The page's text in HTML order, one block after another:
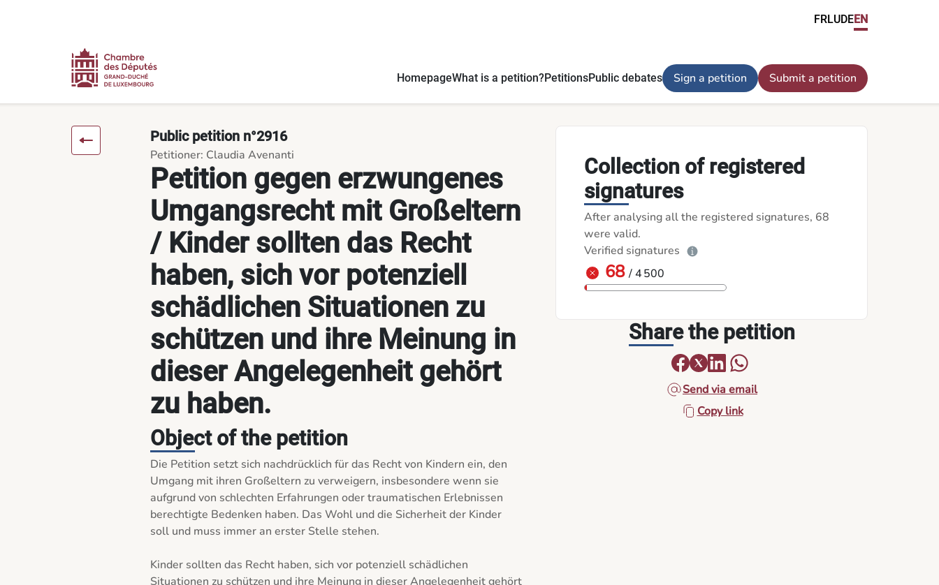
FRLUDEEN
HomepageWhat is a petition?PetitionsPublic debates Sign a petition Submit a petition
Petition gegen erzwungenes
Umgangsrecht mit Großeltern
/ Kinder sollten das Recht
haben, sich vor potenziell
schädlichen Situationen zu
schützen und ihre Meinung in
dieser Angelegenheit gehört
zu haben.
Public petition n°2916
Petitioner: Claudia Avenanti
Object of the petition
Die Petition setzt sich nachdrücklich für das Recht von Kindern ein, den
Umgang mit ihren Großeltern zu verweigern, insbesondere wenn sie
aufgrund von schlechten Erfahrungen oder traumatischen Erlebnissen
berechtigte Bedenken haben. Das Wohl und die Sicherheit der Kinder
soll und muss immer an erster Stelle stehen.
Kinder sollten das Recht haben, sich vor potenziell schädlichen
Situationen zu schützen und ihre Meinung in dieser Angelegenheit gehört
Collection of registered
signatures
After analysing all the registered signatures, 68
were valid.
Verified signatures
68 / 4 500
Share the petition
Send via email
Copy link